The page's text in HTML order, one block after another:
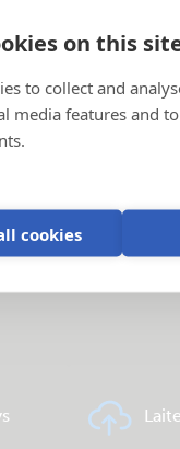
on this
to collect and
media features and
cookies